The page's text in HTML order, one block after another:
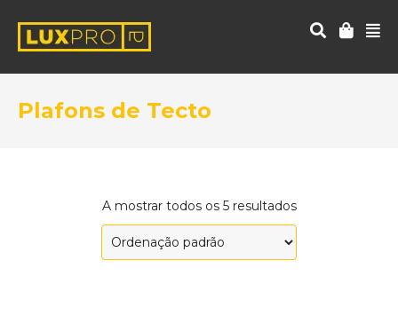
Plafons de Tecto
A mostrar todos os 5 resultados